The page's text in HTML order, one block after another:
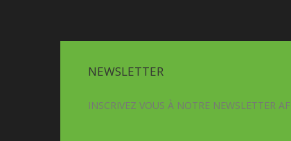
NEWSLETTER
INSCRIVEZ VOUS À NOTRE NEWSLETTER